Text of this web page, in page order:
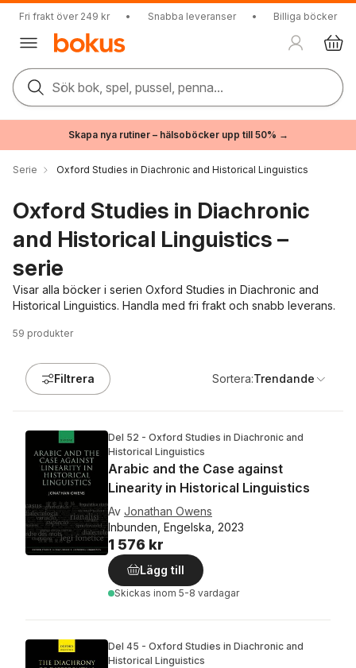
Fri frakt över 249 kr • Snabba leveranser • Billiga böcker
Sök bok, spel, pussel, penna...
Skapa nya rutiner – hälsoböcker upp till 50% →
Serie Oxford Studies in Diachronic and Historical Linguistics
Oxford Studies in Diachronic
and Historical Linguistics –
serie
Visar alla böcker i serien Oxford Studies in Diachronic and
Historical Linguistics. Handla med fri frakt och snabb leverans.
59 produkter
Filtrera Sortera:Trendande
Del 52 - Oxford Studies in Diachronic and
Historical Linguistics
Arabic and the Case against
Linearity in Historical Linguistics
Av Jonathan Owens
Inbunden, Engelska, 2023
1 576 kr
Lägg till
Skickas inom 5-8 vardagar
Del 45 - Oxford Studies in Diachronic and
Historical Linguistics